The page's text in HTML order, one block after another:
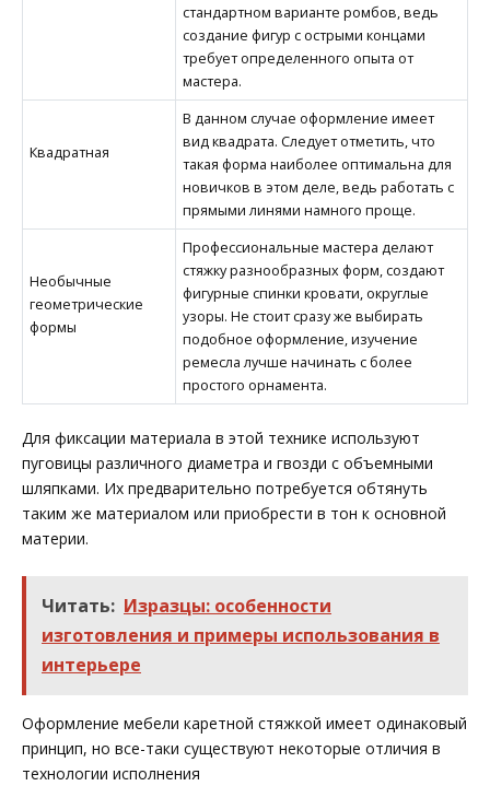
стандартном варианте ромбов, ведь
создание фигур с острыми концами
требует определенного опыта от
мастера.
Квадратная
В данном случае оформление имеет
вид квадрата. Следует отметить, что
такая форма наиболее оптимальна для
новичков в этом деле, ведь работать с
прямыми линями намного проще.
Необычные
геометрические
формы
Профессиональные мастера делают
стяжку разнообразных форм, создают
фигурные спинки кровати, округлые
узоры. Не стоит сразу же выбирать
подобное оформление, изучение
ремесла лучше начинать с более
простого орнамента.
Для фиксации материала в этой технике используют
пуговицы различного диаметра и гвозди с объемными
шляпками. Их предварительно потребуется обтянуть
таким же материалом или приобрести в тон к основной
материи.
Читать: Изразцы: особенности
изготовления и примеры использования в
интерьере
Оформление мебели каретной стяжкой имеет одинаковый
принцип, но все-таки существуют некоторые отличия в
технологии исполнения